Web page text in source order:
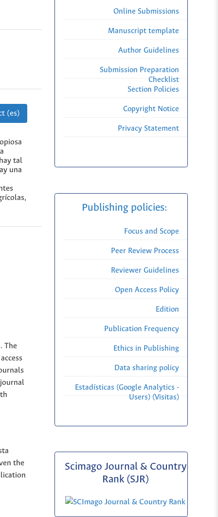
(es)
tal
una
The
the
Online Submissions
Manuscript template
Author Guidelines
Submission Preparation
Checklist
Section Policies
Copyright Notice
Privacy Statement
Publishing policies:
Focus and Scope
Peer Review Process
Reviewer Guidelines
Open Access Policy
Edition
Publication Frequency
Ethics in Publishing
Data sharing policy
Estadísticas (Google Analytics -
Users) (Visitas)
Scimago Journal & Country
Rank (SJR)